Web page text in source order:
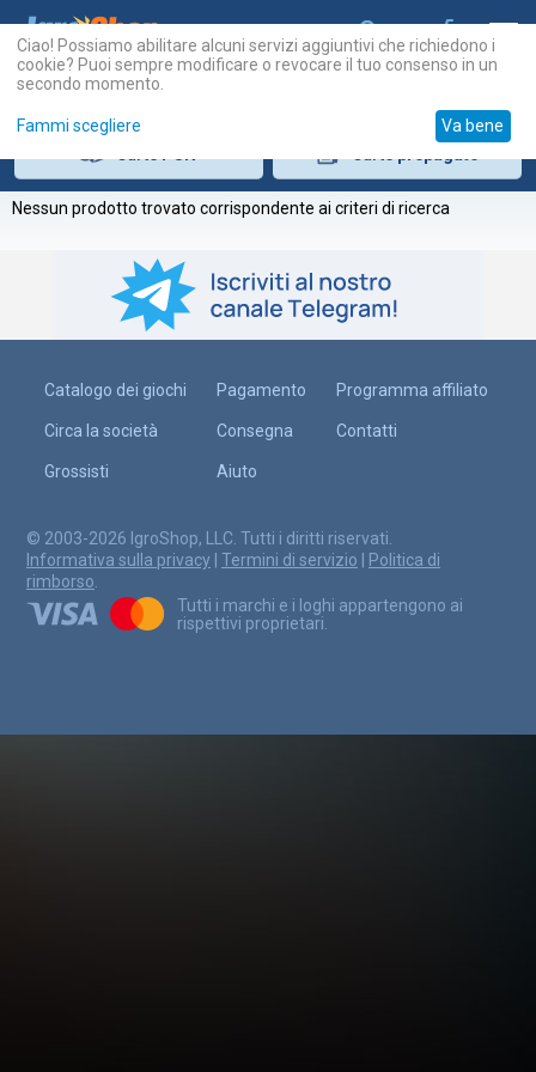
Nessun prodotto trovato corrispondente ai criteri di ricerca
Catalogo dei giochi
Circa la società
Grossisti
Pagamento
Consegna
Aiuto
Programma affiliato
Contatti
© 2003-2026 IgroShop, LLC. Tutti i diritti riservati.
Informativa sulla privacy
Termini di servizio
Politica di
rimborso
Tutti i marchi e i loghi appartengono ai
rispettivi proprietari.
Ciao! Possiamo abilitare alcuni servizi aggiuntivi che richiedono i
cookie? Puoi sempre modificare o revocare il tuo consenso in un
secondo momento.
Fammi scegliere Va bene